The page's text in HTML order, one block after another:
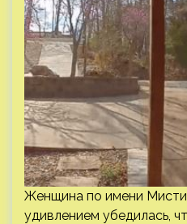
Женщина по имени
удивлением убедилась,